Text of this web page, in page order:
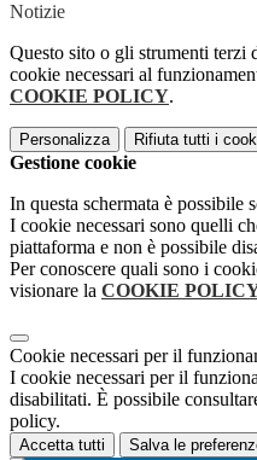
Notizie
Questo sito o gli strumenti terzi
cookie necessari al
COOKIE POLICY.
Personalizza Rifiuta tutti i
Gestione cookie
In questa schermata è possibile
I cookie necessari sono quelli
piattaforma e non è possibile
Per conoscere quali sono i
visionare la COOKIE
Cookie necessari per il
I cookie necessari per il
disabilitati. È possibile
policy.
Accetta tutti Salva le